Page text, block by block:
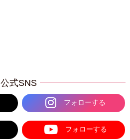
公式SNS
フォローする
フォローする